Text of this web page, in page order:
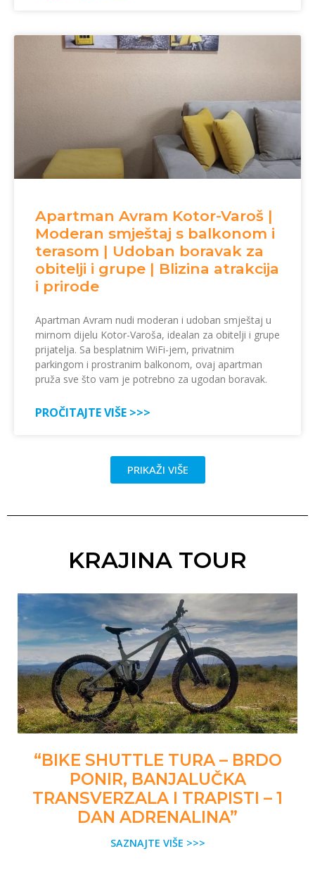
Apartman Avram Kotor-Varoš |
Moderan smještaj s balkonom i
terasom | Udoban boravak za
obitelji i grupe | Blizina atrakcija
i prirode
Apartman Avram nudi moderan i udoban smještaj u
mirnom dijelu Kotor-Varoša, idealan za obitelji i grupe
prijatelja. Sa besplatnim WiFi-jem, privatnim
parkingom i prostranim balkonom, ovaj apartman
pruža sve što vam je potrebno za ugodan boravak.
PROČITAJTE VIŠE >>>
PRIKAŽI VIŠE
KRAJINA TOUR
“BIKE SHUTTLE TURA – BRDO
PONIR, BANJALUČKA
TRANSVERZALA I TRAPISTI – 1
DAN ADRENALINA”
SAZNAJTE VIŠE >>>